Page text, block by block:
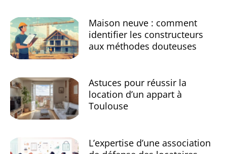
Maison neuve : comment
identifier les constructeurs
aux méthodes douteuses
Astuces pour réussir la
location d’un appart à
Toulouse
L’expertise d’une association